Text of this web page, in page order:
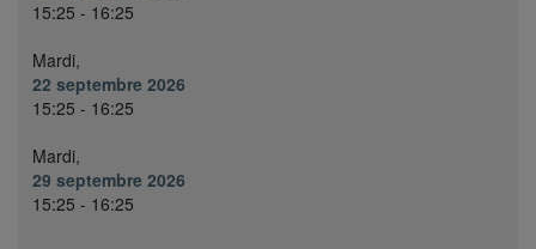
15:25 - 16:25
Mardi,
22 septembre 2026
15:25 - 16:25
Mardi,
29 septembre 2026
15:25 - 16:25